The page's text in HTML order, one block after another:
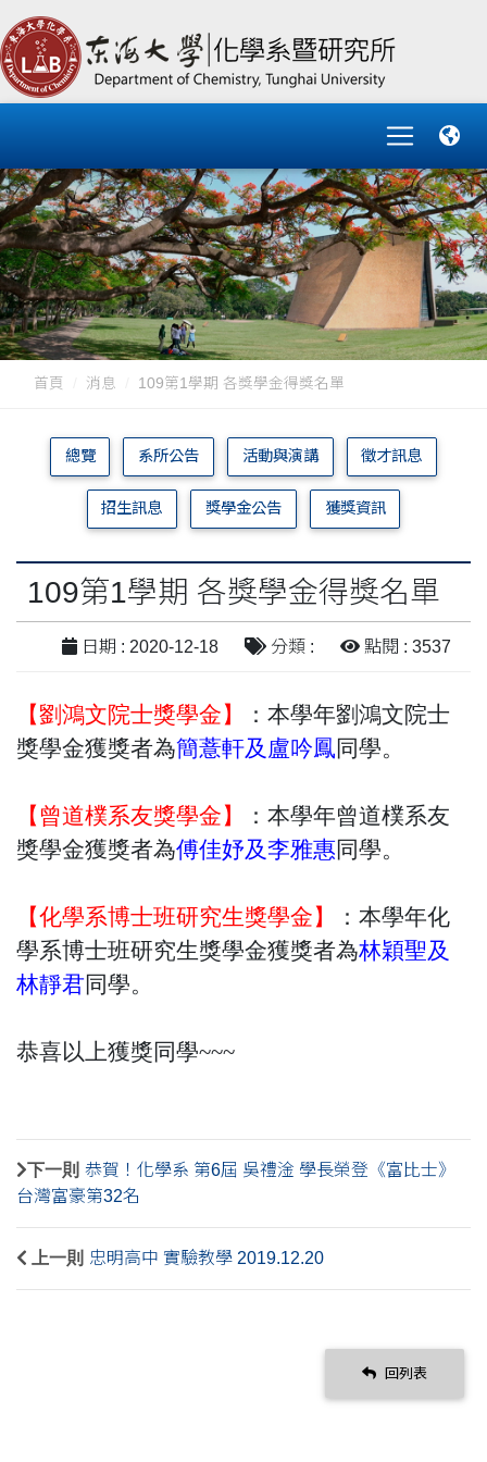
首頁 消息 109第1學期 各獎學金得獎名單
總覽 系所公告 活動與演講 徵才訊息
招生訊息 獎學金公告 獲獎資訊
109第1學期 各獎學金得獎名單
日期 : 2020-12-18 分類 : 點閱 : 3537
【劉鴻文院士獎學金】 ：本學年劉鴻文院士
獎學金獲獎者為簡薏軒及 盧吟鳳同學。
【曾道樸系友獎學金】 ：本學年曾道樸系友
獎學金獲獎者為傅佳妤及李雅惠同學。
【化學系博士班研究生獎學金】 ：本學年化
學系博士班研究生獎學金獲獎者為林穎聖及
林靜君同學。
恭喜以上獲獎同學~~~
下一則 恭賀！化學系 第6屆 吳禮淦 學長榮登《富比士》
台灣富豪第32名
上一則 忠明高中 實驗教學 2019.12.20
回列表